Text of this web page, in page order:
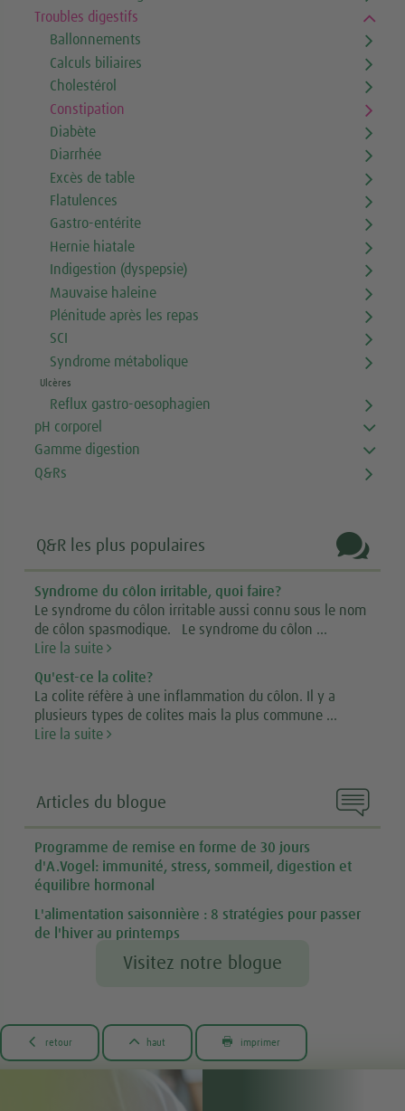
Troubles digestifs
Ballonnements
Calculs biliaires
Cholestérol
Constipation
Diabète
Diarrhée
Excès de table
Flatulences
Gastro-entérite
Hernie hiatale
Indigestion (dyspepsie)
Mauvaise haleine
Plénitude après les repas
SCI
Syndrome métabolique
Ulcères
Reflux gastro-oesophagien
pH corporel
Gamme digestion
Q&Rs
Q&R les plus populaires 
Syndrome du côlon irritable, quoi faire?
Le syndrome du côlon irritable aussi connu sous le nom
de côlon spasmodique. Le syndrome du côlon ...
Lire la suite
Qu'est-ce la colite?
La colite réfère à une inflammation du côlon. Il y a
plusieurs types de colites mais la plus commune ...
Lire la suite

Articles du blogue
Programme de remise en forme de 30 jours
d'A.Vogel: immunité, stress, sommeil, digestion et
équilibre hormonal
L'alimentation saisonnière : 8 stratégies pour passer
de l'hiver au printemps
Visitez notre blogue
 retour  haut  imprimer